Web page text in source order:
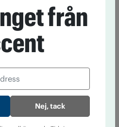
från
Nej, tack